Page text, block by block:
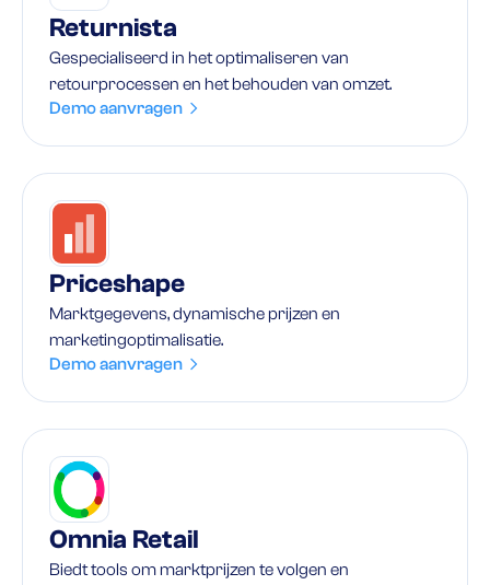
Returnista
Gespecialiseerd in het optimaliseren van
retourprocessen en het behouden van omzet.
Demo aanvragen
Priceshape
Marktgegevens, dynamische prijzen en
marketingoptimalisatie.
Demo aanvragen
Omnia Retail
Biedt tools om marktprijzen te volgen en